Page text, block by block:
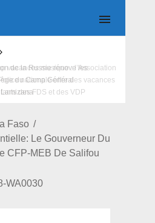
de la Russie rénove les
du Camp Général
Faso
Le Gouverneur Du
CFP-MEB De Salifou
WA0030